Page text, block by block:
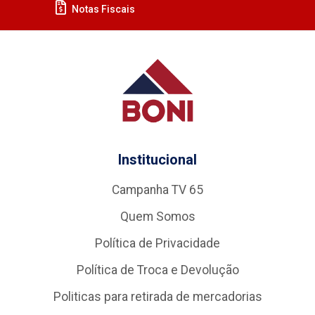
Notas Fiscais
Institucional
Campanha TV 65
Quem Somos
Política de Privacidade
Política de Troca e Devolução
Politicas para retirada de mercadorias